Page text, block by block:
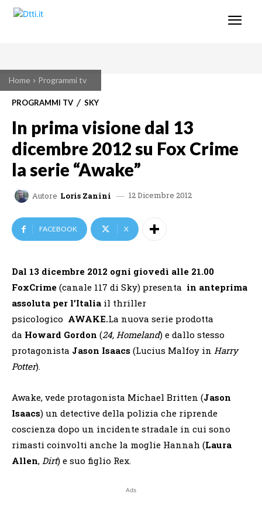
Home Programmi tv
PROGRAMMI TV SKY
In prima visione dal 13
dicembre 2012 su Fox Crime
la serie “Awake”
Autore Loris Zanini 12 Dicembre 2012
FACEBOOK X
Dal 13 dicembre 2012 ogni giovedì alle 21.00
FoxCrime (canale 117 di Sky) presenta in anteprima
assoluta per l’Italia il thriller
psicologico AWAKE.La nuova serie prodotta
da Howard Gordon (24, Homeland) e dallo stesso
protagonista Jason Isaacs (Lucius Malfoy in Harry
Potter).
Awake, vede protagonista Michael Britten (Jason
Isaacs) un detective della polizia che riprende
coscienza dopo un incidente stradale in cui sono
rimasti coinvolti anche la moglie Hannah (Laura
Allen, Dirt) e suo figlio Rex.
Ads